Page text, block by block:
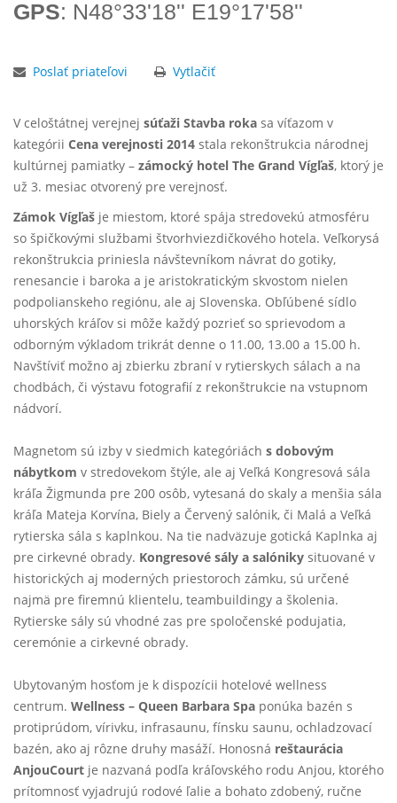
GPS: N48°33'18'' E19°17'58''
Poslať priateľovi Vytlačiť
V celoštátnej verejnej súťaži Stavba roka sa víťazom v
kategórii Cena verejnosti 2014 stala rekonštrukcia národnej
kultúrnej pamiatky – zámocký hotel The Grand Vígľaš, ktorý je
už 3. mesiac otvorený pre verejnosť.
Zámok Vígľaš je miestom, ktoré spája stredovekú atmosféru
so špičkovými službami štvorhviezdičkového hotela. Veľkorysá
rekonštrukcia priniesla návštevníkom návrat do gotiky,
renesancie i baroka a je aristokratickým skvostom nielen
podpolianskeho regiónu, ale aj Slovenska. Obľúbené sídlo
uhorských kráľov si môže každý pozrieť so sprievodom a
odborným výkladom trikrát denne o 11.00, 13.00 a 15.00 h.
Navštíviť možno aj zbierku zbraní v rytierskych sálach a na
chodbách, či výstavu fotografií z rekonštrukcie na vstupnom
nádvorí.
Magnetom sú izby v siedmich kategóriách s dobovým
nábytkom v stredovekom štýle, ale aj Veľká Kongresová sála
kráľa Žigmunda pre 200 osôb, vytesaná do skaly a menšia sála
kráľa Mateja Korvína, Biely a Červený salónik, či Malá a Veľká
rytierska sála s kaplnkou. Na tie nadväzuje gotická Kaplnka aj
pre cirkevné obrady. Kongresové sály a salóniky situované v
historických aj moderných priestoroch zámku, sú určené
najmä pre firemnú klientelu, teambuildingy a školenia.
Rytierske sály sú vhodné zas pre spoločenské podujatia,
ceremónie a cirkevné obrady.
Ubytovaným hosťom je k dispozícii hotelové wellness
centrum. Wellness – Queen Barbara Spa ponúka bazén s
protiprúdom, vírivku, infrasaunu, fínsku saunu, ochladzovací
bazén, ako aj rôzne druhy masáží. Honosná reštaurácia
AnjouCourt je nazvaná podľa kráľovského rodu Anjou, ktorého
prítomnosť vyjadrujú rodové ľalie a bohato zdobený, ručne